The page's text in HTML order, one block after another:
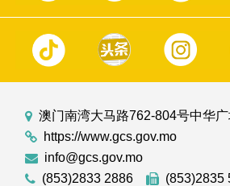
澳门南湾大马路762-804号中华
https://www.gcs.gov.mo
info@gcs.gov.mo
(853)2833 2886
(853)2835